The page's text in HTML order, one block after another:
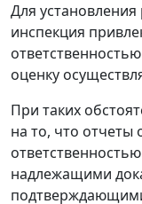
Для
инспекция
оценку
При таких
на то, что отчеты
надлежащими